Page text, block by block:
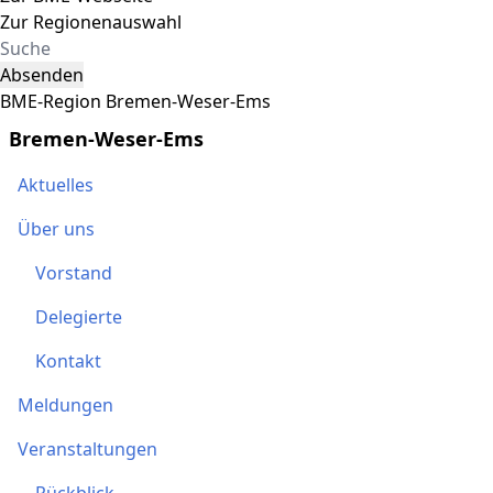
Zur Regionenauswahl
Absenden
BME-Region Bremen-Weser-Ems
Bremen-Weser-Ems
Aktuelles
Über uns
Vorstand
Delegierte
Kontakt
Meldungen
Veranstaltungen